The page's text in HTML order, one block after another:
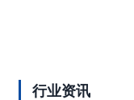
行业资讯